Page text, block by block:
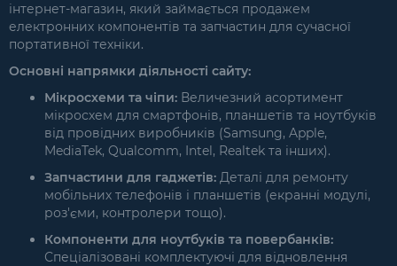
інтернет-магазин, який займається продажем
електронних компонентів та запчастин для сучасної
портативної техніки.
Основні напрямки діяльності сайту:
Мікросхеми та чіпи: Величезний асортимент
мікросхем для смартфонів, планшетів та ноутбуків
від провідних виробників (Samsung, Apple,
MediaTek, Qualcomm, Intel, Realtek та інших).
Запчастини для гаджетів: Деталі для ремонту
мобільних телефонів і планшетів (екранні модулі,
роз'єми, контролери тощо).
Компоненти для ноутбуків та повербанків:
Спеціалізовані комплектуючі для відновлення